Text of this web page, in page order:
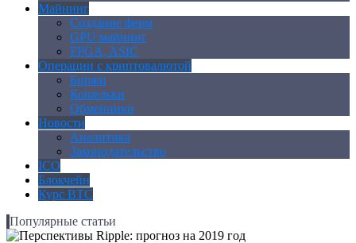
Майнинг
Создание ферм
GPU майнинг
FPGA, ASIC
Операции с криптовалютой
Биржи
Кошельки
Обменники
Новости
Аналитика
Законодательство
ICO
Блокчейн
Курс BTC
Популярные статьи